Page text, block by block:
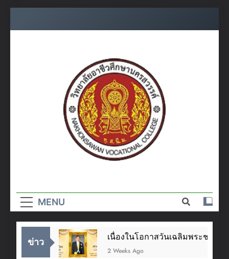
อาชีวศึกษา
นครสวรรค์
MENU
ข่าว เนื่องในโอกาสวันเฉลิมพระชนมพ
2 Weeks Ago